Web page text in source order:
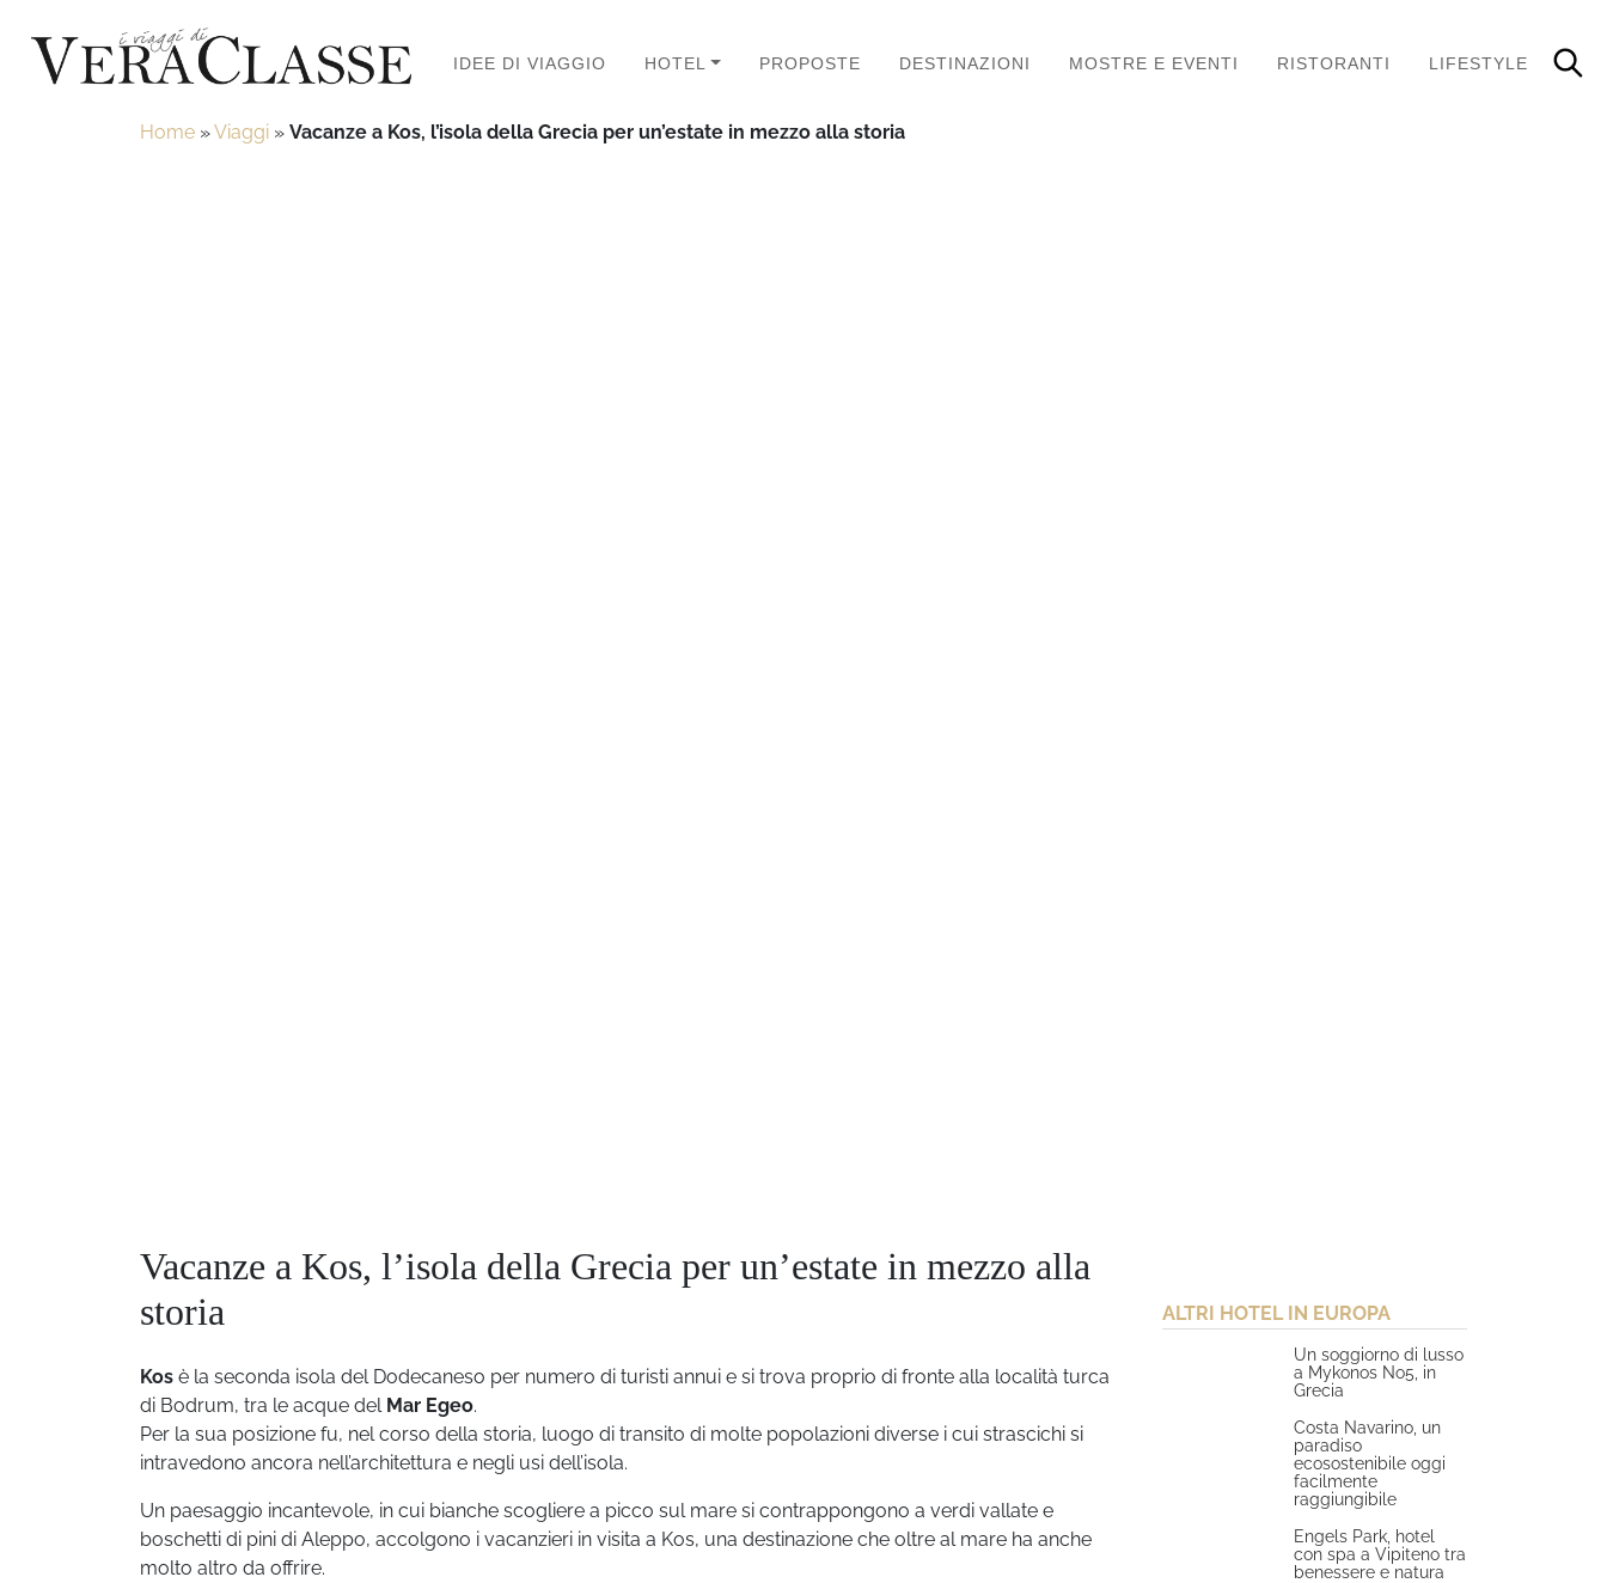
IDEE DI VIAGGIO HOTEL PROPOSTE DESTINAZIONI MOSTRE E EVENTI RISTORANTI LIFESTYLE
Home »Viaggi » Vacanze a Kos, l’isola della Grecia per un’estate in mezzo alla storia
Vacanze a Kos, l’isola della Grecia per un’estate in mezzo alla
storia
Kos è la seconda isola del Dodecaneso per numero di turisti annui e si trova proprio di fronte alla località turca
di Bodrum, tra le acque delMar Egeo.
Per la sua posizione fu, nel corso della storia, luogo di transito di molte popolazioni diverse i cui strascichi si
intravedono ancora nell’architettura e negli usi dell’isola.
Un paesaggio incantevole, in cui bianche scogliere a picco sul mare si contrappongono a verdi vallate e
boschetti di pini di Aleppo, accolgono i vacanzieri in visita a Kos, una destinazione che oltre al mare ha anche
molto altro da offrire.
ALTRI HOTEL IN EUROPA
Un soggiorno di lusso
a Mykonos No5, in
Grecia
Costa Navarino, un
paradiso
ecosostenibile oggi
facilmente
raggiungibile
Engels Park, hotel
con spa a Vipiteno tra
benessere e natura